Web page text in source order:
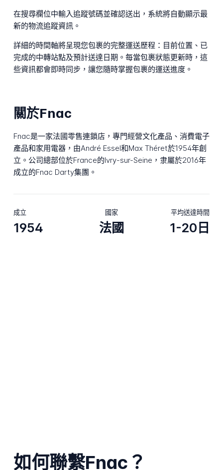
在搜尋欄位中輸入追蹤號碼並確認送出，系統將自動顯示最
新的物流追蹤資訊。
詳細的時間軸將呈現您包裹的完整運送歷程：目前位置、已
完成的中轉站點及預計送達日期。每當包裹狀態更新時，這
些資訊都會即時同步，讓您隨時掌握包裹的運送進度。
關於Fnac
Fnac是一家法國零售連鎖店，專門經營文化產品、消費電子
產品和家用電器，由André Essel和Max Théret於1954年創
立。公司總部位於France的Ivry-sur-Seine，隶屬於2016年
成立的Fnac Darty集團。
成立
1954
國家
法國
平均送達時間
1-20日
如何聯繫Fnac？